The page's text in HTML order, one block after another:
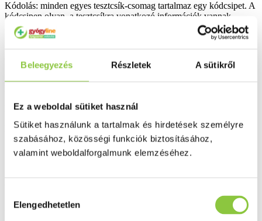
Beleegyezés Részletek A sütikről
Ez a weboldal sütiket használ
Sütiket használunk a tartalmak és hirdetések személyre
szabásához, közösségi funkciók biztosításához,
valamint weboldalforgalmunk elemzéséhez.
kiválasztása
Elengedhetetlen
Kódolás: minden egyes tesztcsík-csomag tartalmaz egy kódcsipet. A
kódcsipen olyan, a tesztcsíkra vonatkozó információk vannak
rögzítve, melyeket a mérőműszer a mérési eredmények
meghatározásakor használ fel. A kódcsip csakis ezekhez a
Kiszerelés: 50 db.
Bővebben ...
Ingyenes szállítás 18 000 Ft felett
Folyamatos akciók